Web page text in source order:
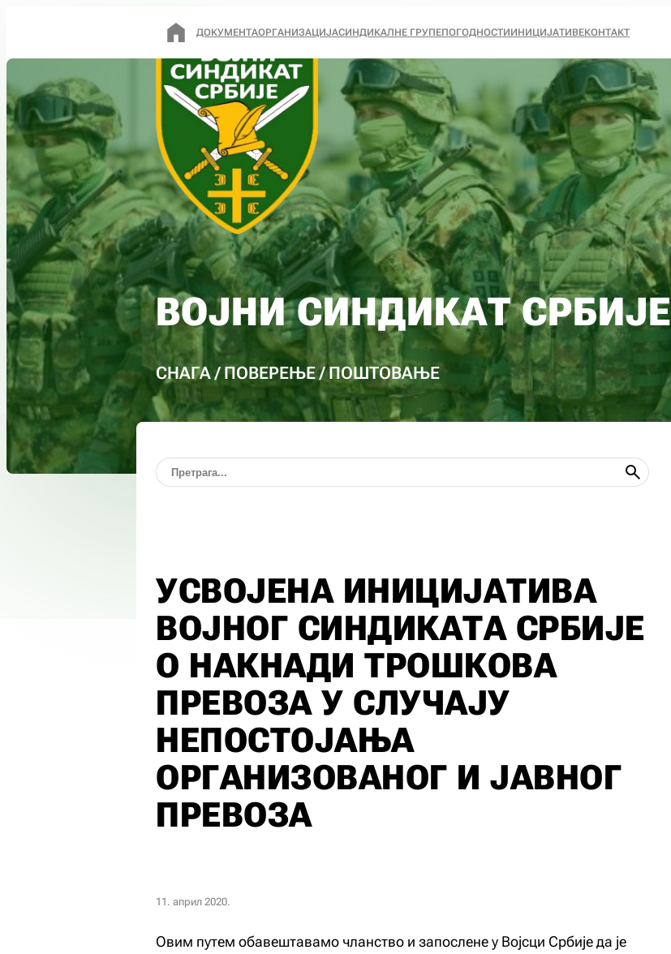
ДОКУМЕНТАОРГАНИЗАЦИЈАСИНДИКАЛНЕ ГРУПЕПОГОДНОСТИИНИЦИЈАТИВЕКОНТАКТ
ВОЈНИ СИНДИКАТ СРБИЈЕ
СНАГА / ПОВЕРЕЊЕ / ПОШТОВАЊЕ
УСВОЈЕНА ИНИЦИЈАТИВА
ВОЈНОГ СИНДИКАТА СРБИЈЕ
О НАКНАДИ ТРОШКОВА
ПРЕВОЗА У СЛУЧАЈУ
НЕПОСТОЈАЊА
ОРГАНИЗОВАНОГ И ЈАВНОГ
ПРЕВОЗА
11. април 2020.
Овим путем обавештавамо чланство и запослене у Војсци Србије да је